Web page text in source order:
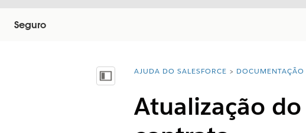
Seguro
Mostrar índiceVocê está aqui:
AJUDA DO SALESFORCE DOCUMENTAÇÃO
Atualização